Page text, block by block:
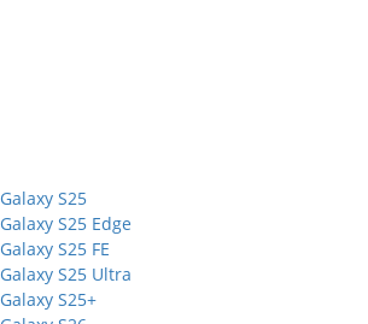
Galaxy S25
Galaxy S25 Edge
Galaxy S25 FE
Galaxy S25 Ultra
Galaxy S25+